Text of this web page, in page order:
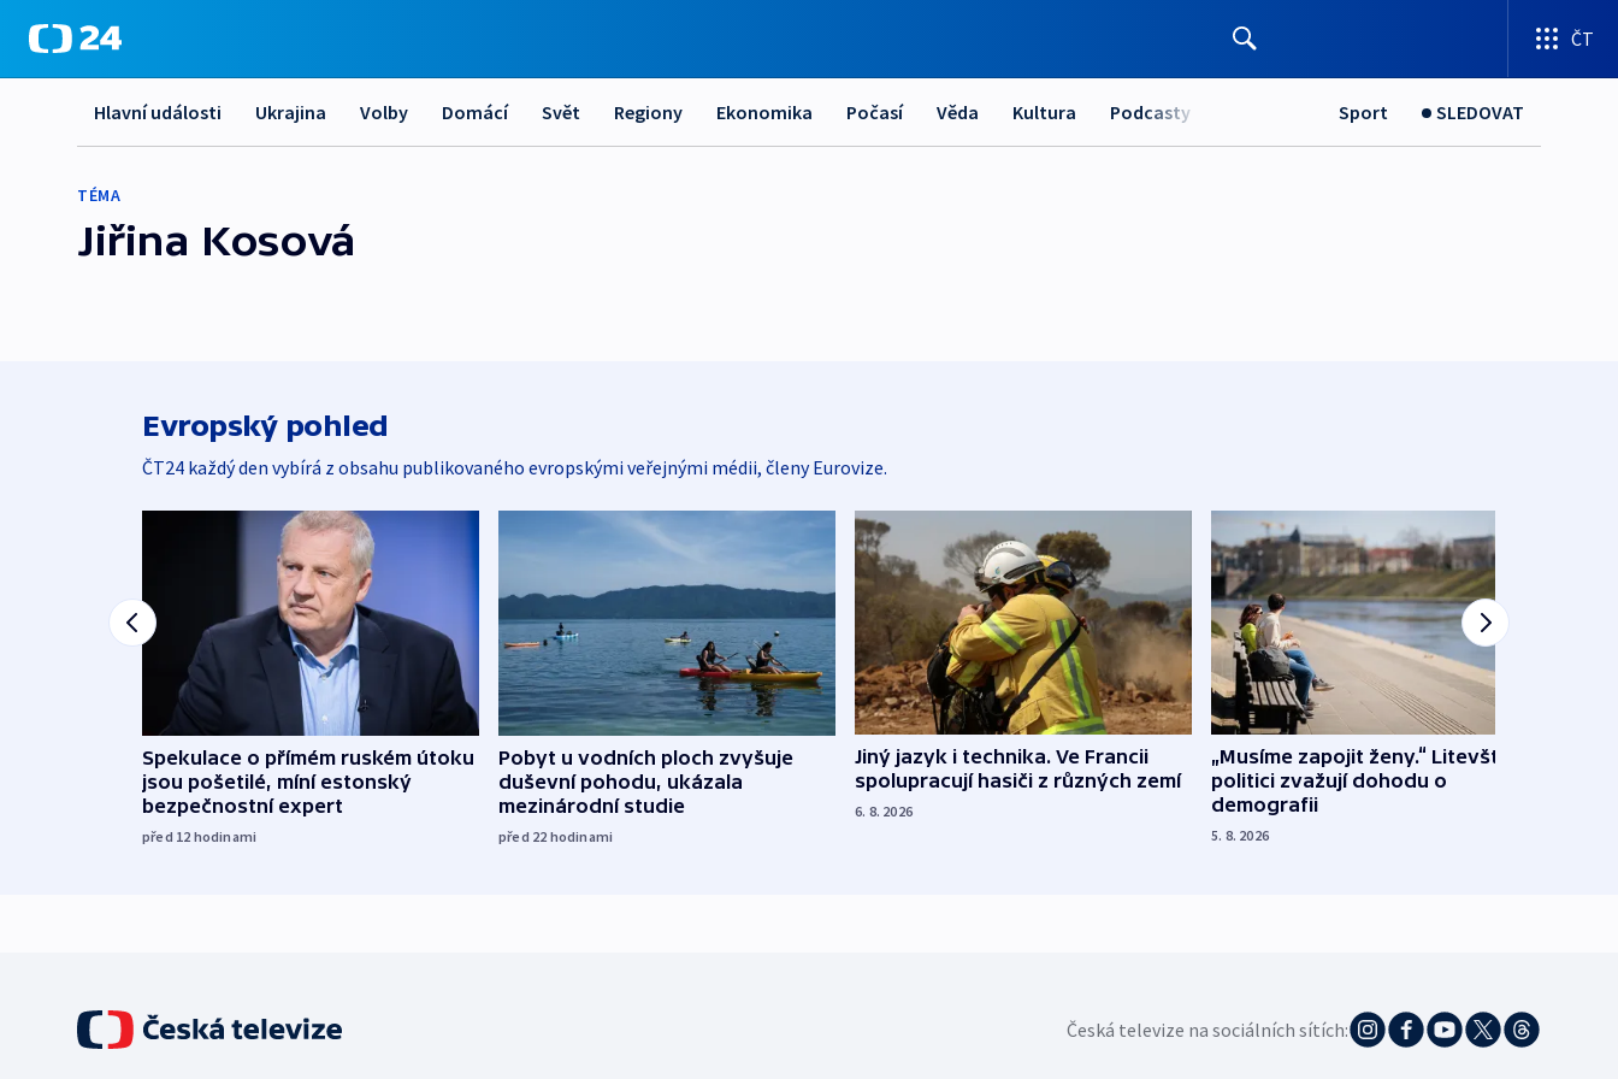
ČT
Hlavní události Ukrajina Volby Domácí Svět Regiony Ekonomika Počasí Věda Kultura Podcasty Sport SLEDOVAT
TÉMA
Jiřina Kosová
Evropský pohled
ČT24 každý den vybírá z obsahu publikovaného evropskými veřejnými médii, členy Eurovize.
Spekulace o přímém ruském útoku
jsou pošetilé, míní estonský
bezpečnostní expert
před 12 hodinami
Pobyt u vodních ploch zvyšuje
duševní pohodu, ukázala
mezinárodní studie
před 22 hodinami
Jiný jazyk i technika. Ve Francii
spolupracují hasiči z různých zemí
6. 8. 2026
„Musíme zapojit ženy.“ Litevští
politici zvažují dohodu o
demografii
5. 8. 2026
Česká televize na sociálních sítích: